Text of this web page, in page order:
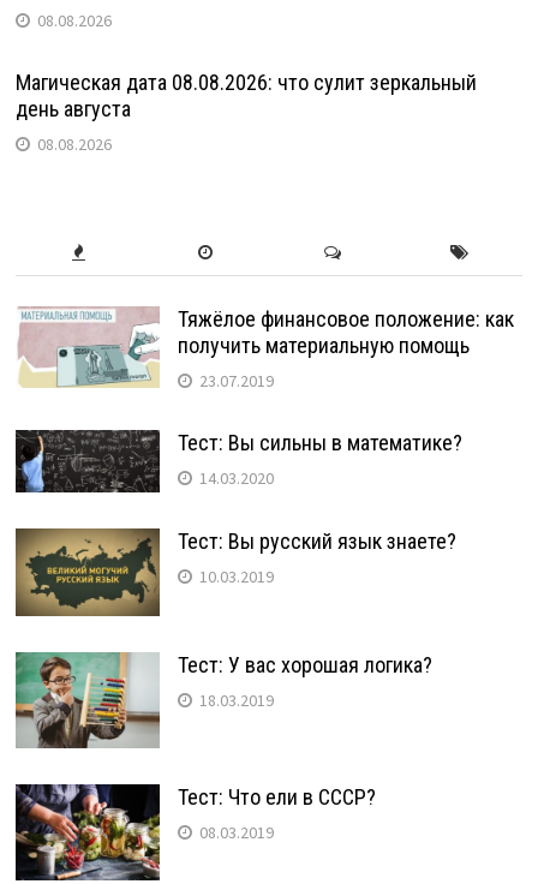
08.08.2026
Магическая дата 08.08.2026: что сулит зеркальный
день августа
08.08.2026
Тяжёлое финансовое положение: как
получить материальную помощь
23.07.2019
Тест: Вы сильны в математике?
14.03.2020
Тест: Вы русский язык знаете?
10.03.2019
Тест: У вас хорошая логика?
18.03.2019
Тест: Что ели в СССР?
08.03.2019